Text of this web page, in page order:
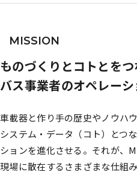
MISSION
ものづくりとコトとを
バス事業者のオペレー
車載器と作り手の歴史やノウハ
システム・データ（コト）とつ
ションを進化させる。それが、
現場に散在するさまざまな仕組